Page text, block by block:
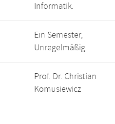
Informatik.
Ein Semester,
Unregelmäßig
Prof. Dr. Christian
Komusiewicz